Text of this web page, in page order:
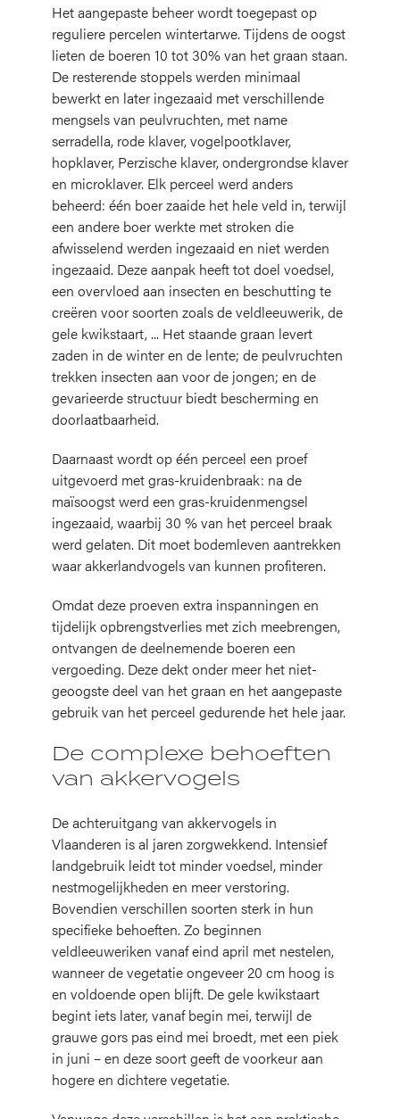
Het aangepaste beheer wordt toegepast op
reguliere percelen wintertarwe. Tijdens de oogst
lieten de boeren 10 tot 30% van het graan staan.
De resterende stoppels werden minimaal
bewerkt en later ingezaaid met verschillende
mengsels van peulvruchten, met name
serradella, rode klaver, vogelpootklaver,
hopklaver, Perzische klaver, ondergrondse klaver
en microklaver. Elk perceel werd anders
beheerd: één boer zaaide het hele veld in, terwijl
een andere boer werkte met stroken die
afwisselend werden ingezaaid en niet werden
ingezaaid. Deze aanpak heeft tot doel voedsel,
een overvloed aan insecten en beschutting te
creëren voor soorten zoals de veldleeuwerik, de
gele kwikstaart, ... Het staande graan levert
zaden in de winter en de lente; de peulvruchten
trekken insecten aan voor de jongen; en de
gevarieerde structuur biedt bescherming en
doorlaatbaarheid.
Daarnaast wordt op één perceel een proef
uitgevoerd met gras-kruidenbraak: na de
maïsoogst werd een gras-kruidenmengsel
ingezaaid, waarbij 30 % van het perceel braak
werd gelaten. Dit moet bodemleven aantrekken
waar akkerlandvogels van kunnen profiteren.
Omdat deze proeven extra inspanningen en
tijdelijk opbrengstverlies met zich meebrengen,
ontvangen de deelnemende boeren een
vergoeding. Deze dekt onder meer het niet-
geoogste deel van het graan en het aangepaste
gebruik van het perceel gedurende het hele jaar.
De complexe behoeften
van akkervogels
De achteruitgang van akkervogels in
Vlaanderen is al jaren zorgwekkend. Intensief
landgebruik leidt tot minder voedsel, minder
nestmogelijkheden en meer verstoring.
Bovendien verschillen soorten sterk in hun
specifieke behoeften. Zo beginnen
veldleeuweriken vanaf eind april met nestelen,
wanneer de vegetatie ongeveer 20 cm hoog is
en voldoende open blijft. De gele kwikstaart
begint iets later, vanaf begin mei, terwijl de
grauwe gors pas eind mei broedt, met een piek
in juni – en deze soort geeft de voorkeur aan
hogere en dichtere vegetatie.